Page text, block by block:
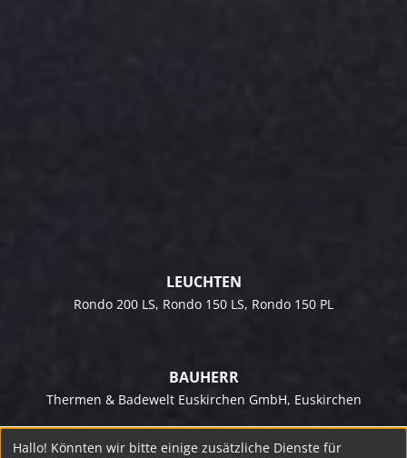
LEUCHTEN
Rondo 200 LS, Rondo 150 LS, Rondo 150 PL
BAUHERR
Thermen & Badewelt Euskirchen GmbH, Euskirchen
Hallo! Könnten wir bitte einige zusätzliche Dienste für